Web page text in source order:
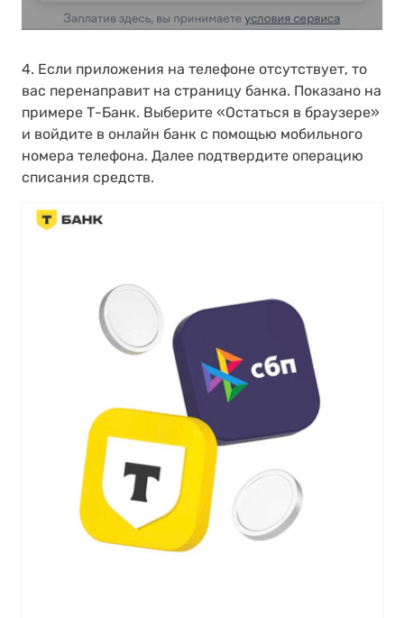
4. Если приложения на телефоне отсутствует, то
вас перенаправит на страницу банка. Показано на
примере Т-Банк. Выберите «Остаться в браузере»
и войдите в онлайн банк с помощью мобильного
номера телефона. Далее подтвердите операцию
списания средств.